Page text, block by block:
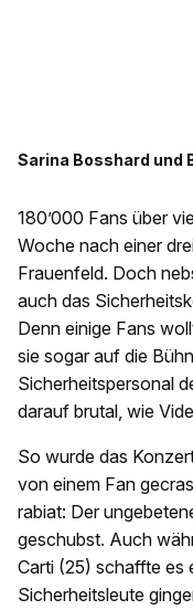
Sarina Bosshard und
180’000 Fans über
Woche nach einer
Frauenfeld. Doch
auch das
Denn einige Fans
sie sogar auf die
Sicherheitspersonal
darauf brutal, wie
So wurde das
von einem Fan
rabiat: Der
geschubst. Auch
Carti (25) schaffte es
Sicherheitsleute